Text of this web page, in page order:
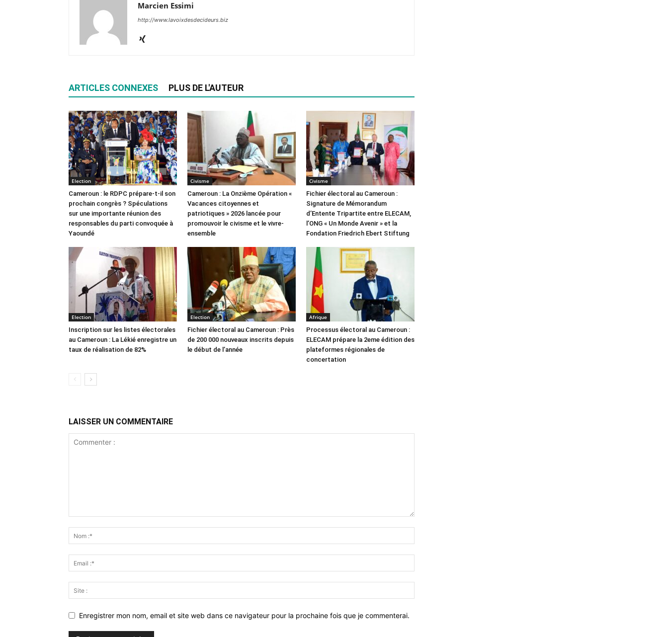
Marcien Essimi
http://www.lavoixdesdecideurs.biz
ARTICLES CONNEXES PLUS DE L'AUTEUR
Election
Cameroun : le RDPC prépare-t-il son
prochain congrès ? Spéculations
sur une importante réunion des
responsables du parti convoquée à
Yaoundé
Civisme
Cameroun : La Onzième Opération «
Vacances citoyennes et
patriotiques » 2026 lancée pour
promouvoir le civisme et le vivre-
ensemble
Civisme
Fichier électoral au Cameroun :
Signature de Mémorandum
d’Entente Tripartite entre ELECAM,
l’ONG « Un Monde Avenir » et la
Fondation Friedrich Ebert Stiftung
Election
Inscription sur les listes électorales
au Cameroun : La Lékié enregistre un
taux de réalisation de 82%
Election
Fichier électoral au Cameroun : Près
de 200 000 nouveaux inscrits depuis
le début de l’année
Afrique
Processus électoral au Cameroun :
ELECAM prépare la 2eme édition des
plateformes régionales de
concertation
LAISSER UN COMMENTAIRE
Enregistrer mon nom, email et site web dans ce navigateur pour la prochaine fois que je commenterai.